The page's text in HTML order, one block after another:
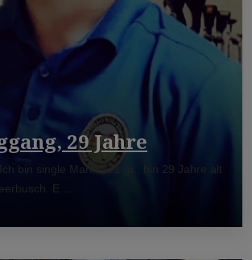
29 Jahre
Ich bin single Mann 171 gr., bin 29 Jahre alt
E ...